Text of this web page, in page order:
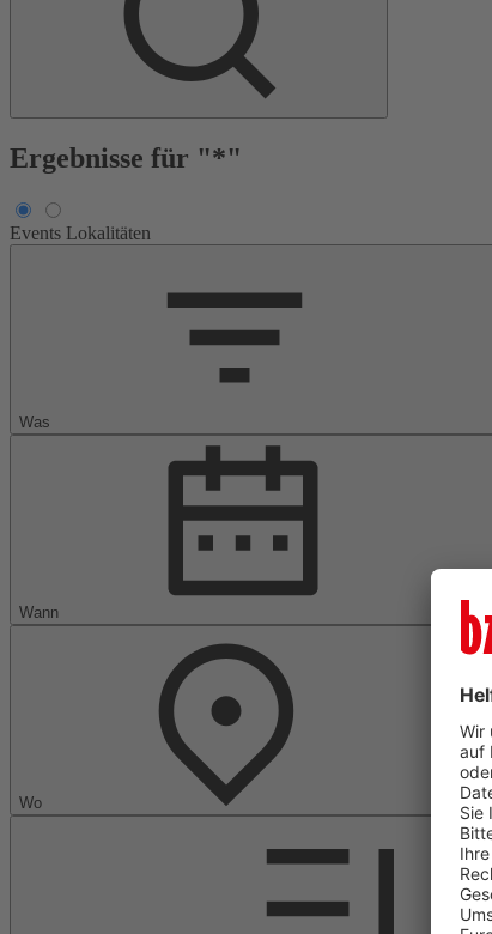
Ergebnisse für "*"
Events Lokalitäten
Was
Wann
Wo